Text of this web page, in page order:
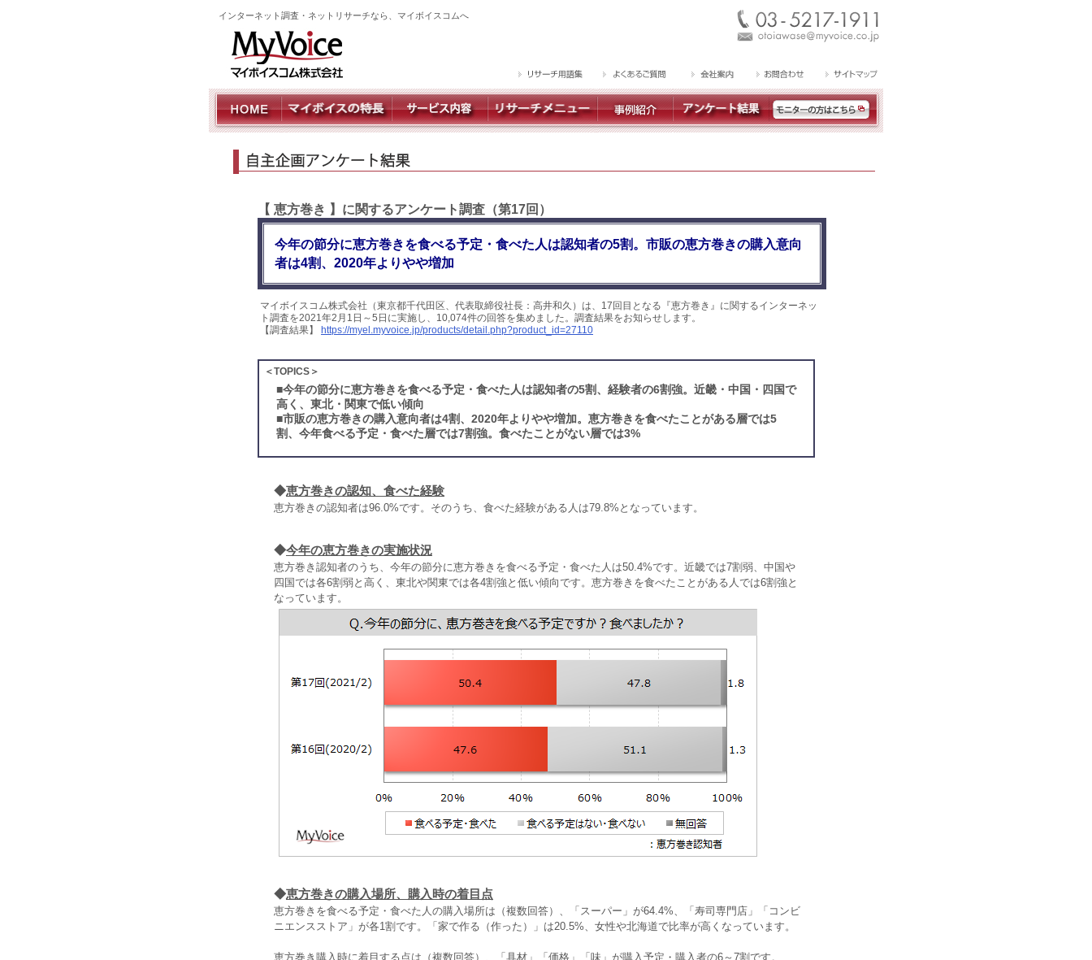
インターネット調査・ネットリサーチなら、マイボイスコムへ
【 恵方巻き 】に関するアンケート調査（第17回）
今年の節分に恵方巻きを食べる予定・食べた人は認知者の5割。市販の恵方巻きの購入意向
者は4割、2020年よりやや増加
マイボイスコム株式会社（東京都千代田区、代表取締役社長：高井和久）は、17回目となる『恵方巻き』に関するインターネッ
ト調査を2021年2月1日～5日に実施し、10,074件の回答を集めました。調査結果をお知らせします。
【調査結果】
https://myel.myvoice.jp/products/detail.php?product_id=27110
＜TOPICS＞
■今年の節分に恵方巻きを食べる予定・食べた人は認知者の5割、経験者の6割強。近畿・中国・四国で
高く、東北・関東で低い傾向
■市販の恵方巻きの購入意向者は4割、2020年よりやや増加。恵方巻きを食べたことがある層では5
割、今年食べる予定・食べた層では7割強。食べたことがない層では3%
◆恵方巻きの認知、食べた経験
恵方巻きの認知者は96.0%です。そのうち、食べた経験がある人は79.8%となっています。
◆今年の恵方巻きの実施状況
恵方巻き認知者のうち、今年の節分に恵方巻きを食べる予定・食べた人は50.4%です。近畿では7割弱、中国や
四国では各6割弱と高く、東北や関東では各4割強と低い傾向です。恵方巻きを食べたことがある人では6割強と
なっています。
◆恵方巻きの購入場所、購入時の着目点
恵方巻きを食べる予定・食べた人の購入場所は（複数回答）、「スーパー」が64.4%、「寿司専門店」「コンビ
ニエンスストア」が各1割です。「家で作る（作った）」は20.5%、女性や北海道で比率が高くなっています。
恵方巻き購入時に着目する点は（複数回答）、「具材」「価格」「味」が購入予定・購入者の6～7割です。